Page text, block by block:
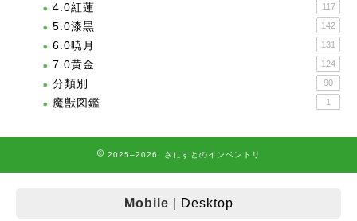
4.0紅蓮 117
5.0漆黒 142
6.0暁月 131
7.0黄金 124
分類別 90
魔獣図鑑 1
2025–2026 さにすとのインベントリ
Mobile Desktop